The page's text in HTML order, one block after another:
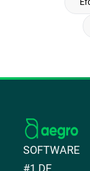
SOFTWARE
#1 DE